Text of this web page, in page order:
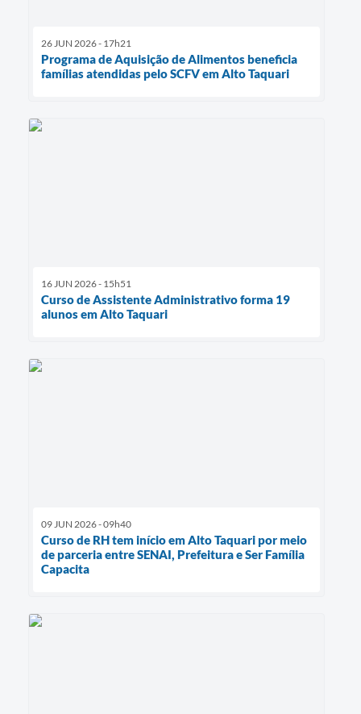
26 JUN 2026 - 17h21
Programa de Aquisição de Alimentos beneficia
famílias atendidas pelo SCFV em Alto Taquari
16 JUN 2026 - 15h51
Curso de Assistente Administrativo forma 19
alunos em Alto Taquari
09 JUN 2026 - 09h40
Curso de RH tem início em Alto Taquari por meio
de parceria entre SENAI, Prefeitura e Ser Família
Capacita